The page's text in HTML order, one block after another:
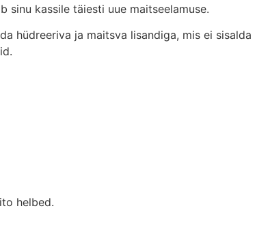
sinu kassile täiesti uue maitseelamuse.
hüdreeriva ja maitsva lisandiga, mis ei sisalda
helbed.